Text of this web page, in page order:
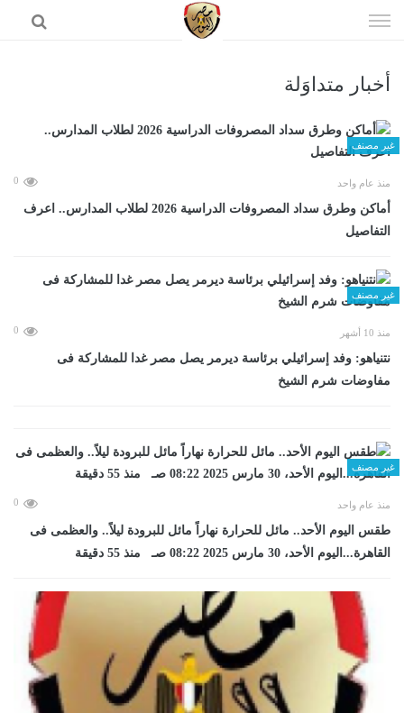
الى
أخبار متداوَلة
غير مصنف
منذ عام واحد 0
أماكن وطرق سداد المصروفات الدراسية 2026 لطلاب المدارس.. اعرف
التفاصيل
غير مصنف
منذ 10 أشهر 0
نتنياهو: وفد إسرائيلي برئاسة ديرمر يصل مصر غدا للمشاركة فى
مفاوضات شرم الشيخ
غير مصنف
منذ عام واحد 0
طقس اليوم الأحد.. مائل للحرارة نهاراً مائل للبرودة ليلاً.. والعظمى فى
القاهرة...اليوم الأحد، 30 مارس 2025 08:22 صـ منذ 55 دقيقة